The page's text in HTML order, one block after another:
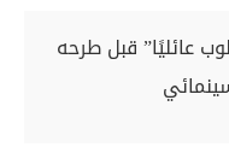
عائليًا” قبل طرحه